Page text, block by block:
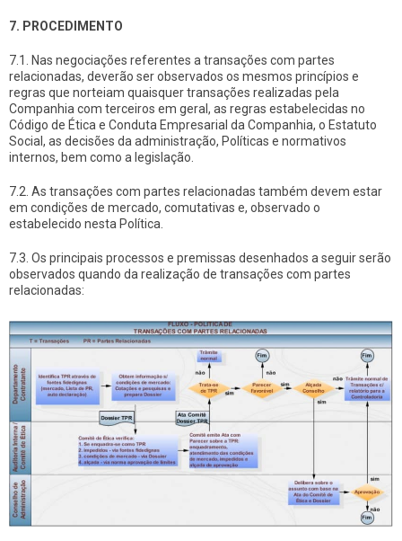
7. PROCEDIMENTO
7.1. Nas negociações referentes a transações com partes
relacionadas, deverão ser observados os mesmos princípios e
regras que norteiam quaisquer transações realizadas pela
Companhia com terceiros em geral, as regras estabelecidas no
Código de Ética e Conduta Empresarial da Companhia, o Estatuto
Social, as decisões da administração, Políticas e normativos
internos, bem como a legislação.
7.2. As transações com partes relacionadas também devem estar
em condições de mercado, comutativas e, observado o
estabelecido nesta Política.
7.3. Os principais processos e premissas desenhados a seguir serão
observados quando da realização de transações com partes
relacionadas: